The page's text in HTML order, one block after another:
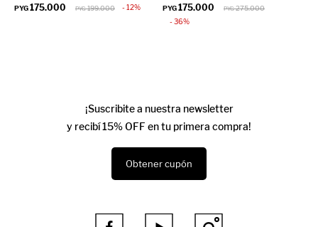
PYG175.000 PYG 199.000 12 PYG175.000 PYG 275.000
36
¡Suscribite a nuestra newsletter
y recibí 15% OFF en tu primera compra!
Obtener cupón